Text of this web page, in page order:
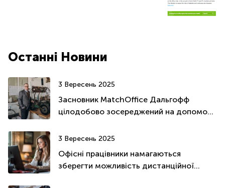
Останні Новини
3 Вересень 2025
Засновник MatchOffice Дальгофф
цілодобово зосереджений на допомозі
3 Вересень 2025
Офісні працівники намагаються
зберегти можливість дистанційної